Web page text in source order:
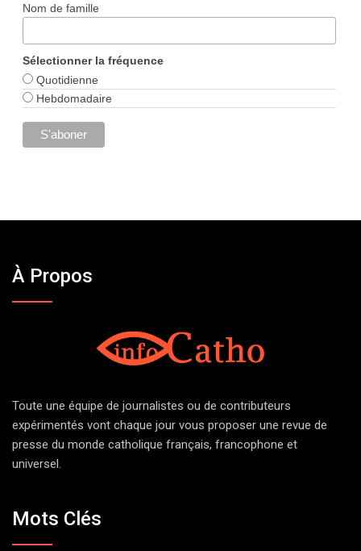
Nom de famille
Sélectionner la fréquence
Quotidienne
Hebdomadaire
À Propos
Toute une équipe de journalistes ou de contributeurs
expérimentés vont chaque jour vous proposer une revue de
presse du monde catholique français, francophone et
universel.
Mots Clés